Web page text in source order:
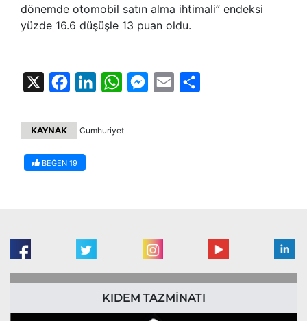
dönemde otomobil satın alma ihtimali” endeksi
yüzde 16.6 düşüşle 13 puan oldu.
FacebookLinkedInWhatsAppMessenger
Email
KAYNAK Cumhuriyet
BEĞEN 19
KIDEM TAZMİNATI